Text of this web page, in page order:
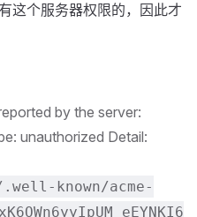
这个服务器权限的，因此才
by the server:
unauthorized Detail:
known/acme-